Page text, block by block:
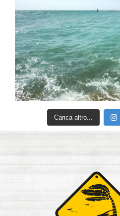
Carica altro...